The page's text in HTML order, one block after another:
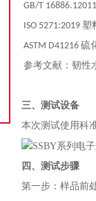
GB/T
ISO 5271:2019
ASTM D41216
参考文献：韧性
三、测试设备
本次测试使用科
四 、测试步骤
第一步：样品前